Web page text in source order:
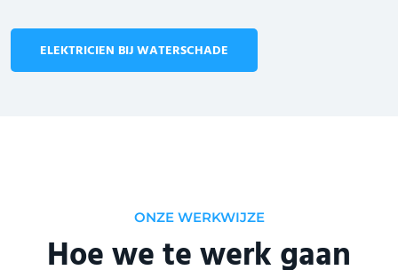
ELEKTRICIEN BIJ WATERSCHADE
ONZE WERKWIJZE
Hoe we te werk gaan